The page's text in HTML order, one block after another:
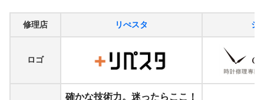
修理店 リぺスタ シ
ロゴ
確かな技術力。迷ったらここ！